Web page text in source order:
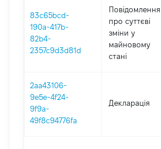
83c65bcd-
190a-417b-
82b4-
2357c9d3d81d
Повідомлення
про суттєві
зміни y
майновому
стані
2aa43106-
9e5e-4f24-
9f9a-
49f8c94776fa
Декларація